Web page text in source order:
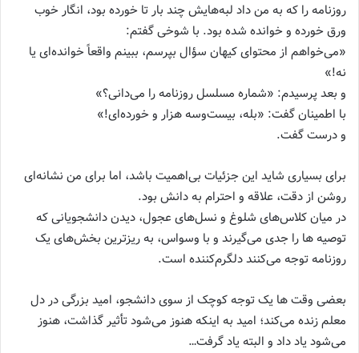
روزنامه را که به من داد لبه‌هایش چند بار تا خورده بود، انگار خوب
ورق خورده و خوانده شده بود. با شوخی گفتم:
«می‌خواهم از محتوای کیهان سؤال بپرسم، ببینم واقعاً خوانده‌ای یا
نه!»
و بعد پرسیدم: «شماره مسلسل روزنامه را می‌دانی؟»
با اطمینان گفت: «بله، بیست‌وسه هزار و خورده‌ای!»
و درست گفت.
برای بسیاری شاید این جزئیات بی‌اهمیت باشد، اما برای من نشانه‌ای
روشن از دقت، علاقه و احترام به دانش بود.
در میان کلاس‌های شلوغ و نسل‌های عجول، دیدن دانشجویانی که
توصیه ها را جدی می‌گیرند و با وسواس، به ریزترین بخش‌های یک
روزنامه توجه می‌کنند دلگرم‌کننده است.
بعضی وقت ها یک توجه کوچک از سوی دانشجو، امید بزرگی در دل
معلم زنده می‌کند؛ امید به اینکه هنوز می‌شود تأثیر گذاشت، هنوز
می‌شود یاد داد و البته یاد گرفت…